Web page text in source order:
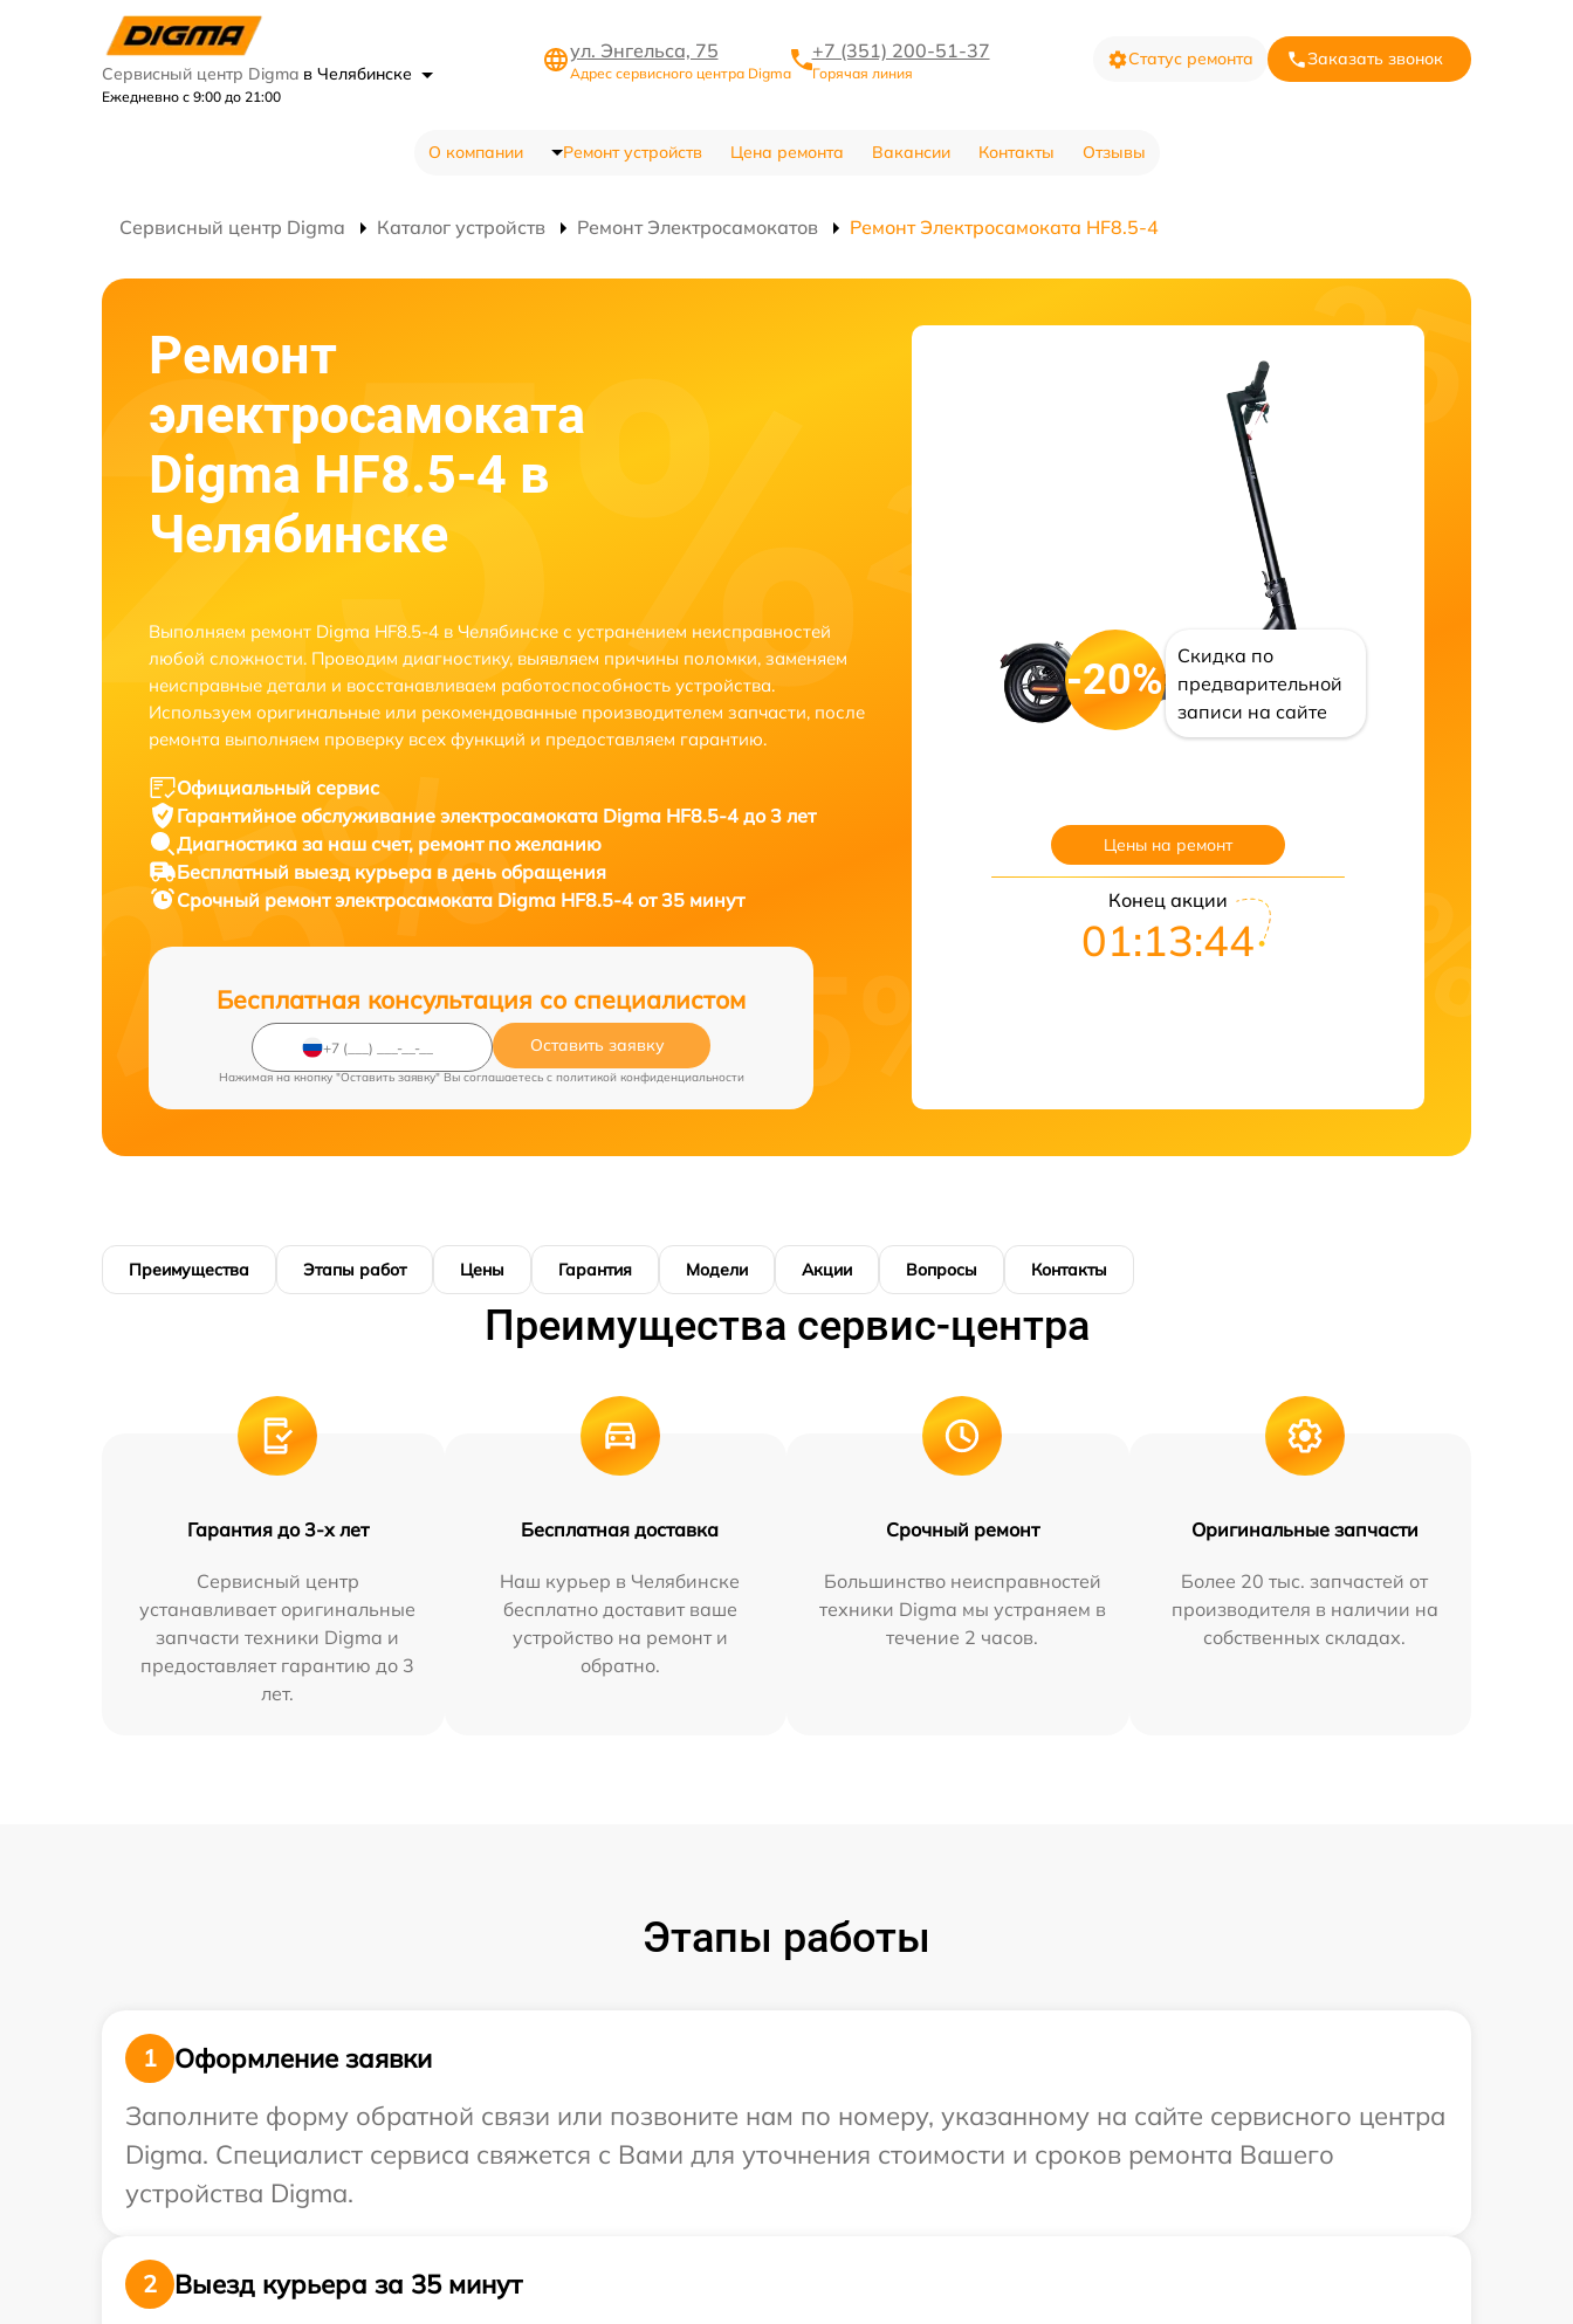
Сервисный центр Digma в Челябинске
Ежедневно с 9:00 до 21:00
ул. Энгельса, 75
Адрес сервисного центра Digma
+7 (351) 200-51-37
Горячая линия
Статус ремонта Заказать звонок
О компании Ремонт устройств Цена ремонта Вакансии Контакты Отзывы
Сервисный центр Digma Каталог устройств Ремонт Электросамокатов Ремонт Электросамоката HF8.5-4
Ремонт
электросамоката
Digma HF8.5-4 в
Челябинске
Выполняем ремонт Digma HF8.5-4 в Челябинске с устранением неисправностей
любой сложности. Проводим диагностику, выявляем причины поломки, заменяем
неисправные детали и восстанавливаем работоспособность устройства.
Используем оригинальные или рекомендованные производителем запчасти, после
ремонта выполняем проверку всех функций и предоставляем гарантию.
Официальный сервис
Гарантийное обслуживание электросамоката Digma HF8.5-4 до 3 лет
Диагностика за наш счет, ремонт по желанию
Бесплатный выезд курьера в день обращения
Срочный ремонтэлектросамоката Digma HF8.5-4 от 35 минут
Бесплатная консультация со специалистом
Оставить заявку
Нажимая на кнопку "Оставить заявку" Вы соглашаетесь c политикой конфиденциальности
-20%
Скидка по
предварительной
записи на сайте
Цены на ремонт
Конец акции
01:13:43
Преимущества Этапы работ Цены Гарантия Модели Акции Вопросы Контакты
Преимущества сервис-центра
Гарантия до 3-х лет
Сервисный центр
устанавливает оригинальные
запчасти техники Digma и
предоставляет гарантию до 3
лет.
Бесплатная доставка
Наш курьер в Челябинске
бесплатно доставит ваше
устройство на ремонт и
обратно.
Срочный ремонт
Большинство неисправностей
техники Digma мы устраняем в
течение 2 часов.
Оригинальные запчасти
Более 20 тыс. запчастей от
производителя в наличии на
собственных складах.
Этапы работы
1
Оформление заявки
Заполните форму обратной связи или позвоните нам по номеру, указанному на сайте сервисного центра
Digma. Специалист сервиса свяжется с Вами для уточнения стоимости и сроков ремонта Вашего
устройства Digma.
2
Выезд курьера за 35 минут